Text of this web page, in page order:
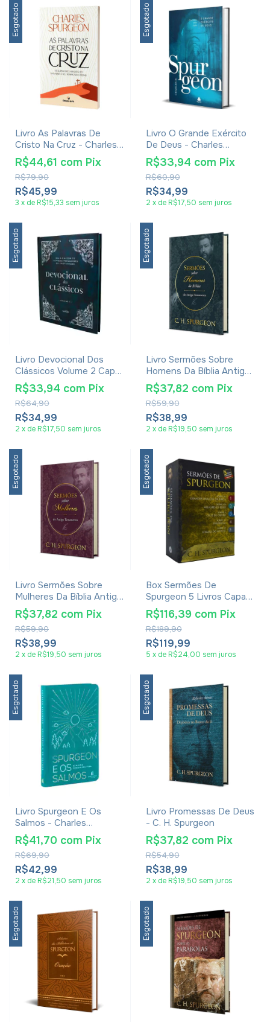
Esgotado
Livro As Palavras De
Cristo Na Cruz - Charles
Spurgeon
R$45,99
R$79,90
R$44,61 com Pix
3 x de R$15,33 sem juros
Esgotado
Livro O Grande Exército
De Deus - Charles
Spurgeon
R$34,99
R$60,90
R$33,94 com Pix
2 x de R$17,50 sem juros
Esgotado
Livro Devocional Dos
Clássicos Volume 2 Capa
Ornamentos
R$34,99
R$64,90
R$33,94 com Pix
2 x de R$17,50 sem juros
Esgotado
Livro Sermões Sobre
Homens Da Bíblia Antigo
Testamento - C. H.
Spurgeon
R$38,99
R$59,90
R$37,82 com Pix
2 x de R$19,50 sem juros
Esgotado
Livro Sermões Sobre
Mulheres Da Bíblia Antigo
Testamento - C. H.
Spurgeon
R$38,99
R$59,90
R$37,82 com Pix
2 x de R$19,50 sem juros
Esgotado
Box Sermões De
Spurgeon 5 Livros Capa
Dura - C. H. Spurgeon
R$119,99
R$189,90
R$116,39 com Pix
5 x de R$24,00 sem juros
Esgotado
Livro Spurgeon E Os
Salmos - Charles
Spurgeon - Capa Dura
R$42,99
R$69,90
R$41,70 com Pix
2 x de R$21,50 sem juros
Esgotado
Livro Promessas De Deus
- C. H. Spurgeon
R$38,99
R$54,90
R$37,82 com Pix
2 x de R$19,50 sem juros
Esgotado Esgotado